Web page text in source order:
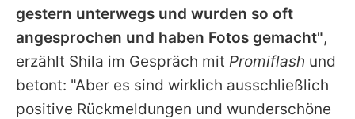
gestern unterwegs und wurden so oft
angesprochen und haben Fotos gemacht",
erzählt Shila im Gespräch mit Promiflash und
betont: "Aber es sind wirklich ausschließlich
positive Rückmeldungen und wunderschöne